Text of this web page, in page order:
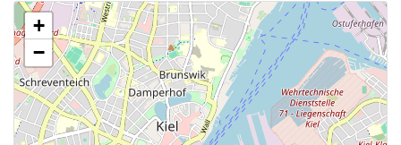
+
−